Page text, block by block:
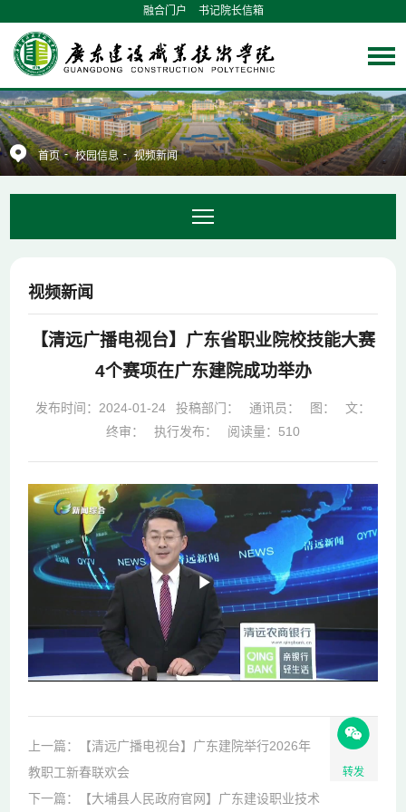
融合门户 书记院长信箱
首页 - 校园信息 - 视频新闻
视频新闻
【清远广播电视台】广东省职业院校技能大赛
4个赛项在广东建院成功举办
发布时间：2024-01-24 投稿部门： 通讯员： 图：
文：
终审：
执行发布： 阅读量： 510
Play
Video
转发
上一篇：【清远广播电视台】广东建院举行2026年
教职工新春联欢会
下一篇：【大埔县人民政府官网】广东建设职业技术